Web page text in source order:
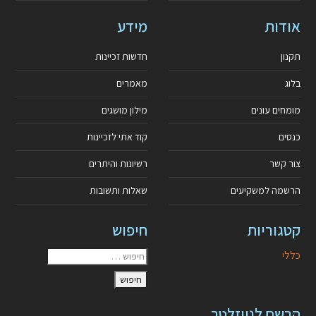
אודות
תקנון
בלוג
מומחים עונים
כנסים
צור קשר
הרשמה למשקיעים
מידע
חדשות זכיינות
מאמרים
מילון מושגים
קוד אתי לזכיינות
רשיונות והיתרים
שאלות ותשובות
קטגוריות
כללי
חיפוש